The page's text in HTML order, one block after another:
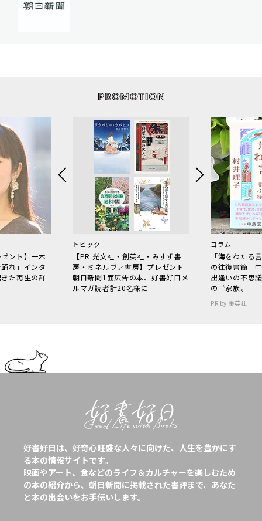
ント】一木
れ」インタ
た再生の群
トピック
【PR 光文社・創英社・みすず書
房・ミネルヴァ書房】プレゼント
朝日新聞1面広告の本、好書好日メ
ルマガ読者計20名様に
コラム
「海をわた
の往復書簡」
出逢いの不思
の〝家族〟
PR by 集英社
好書好日は、好奇心旺盛な人々に向けた、人生を豊かにす
る本の情報サイトです。
映画やアート、食などのライフ＆カルチャーを楽しむため
の本の紹介から、朝日新聞に掲載された書評まで、あなた
と本の出会いをお手伝いします。